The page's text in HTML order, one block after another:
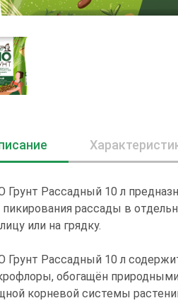
Грунт Рассадный 10 л
пикирования рассады в
или на грядку.
Грунт Рассадный 10 л
обогащён
корневой системы